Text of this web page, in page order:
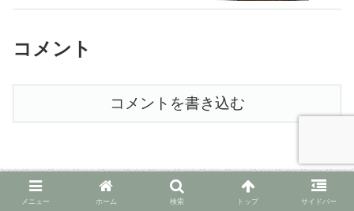
コメント
コメントを書き込む
メニュー ホーム 検索 トップ サイドバー